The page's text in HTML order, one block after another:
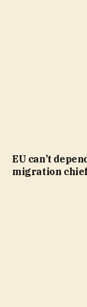
EU can’t
migration chief